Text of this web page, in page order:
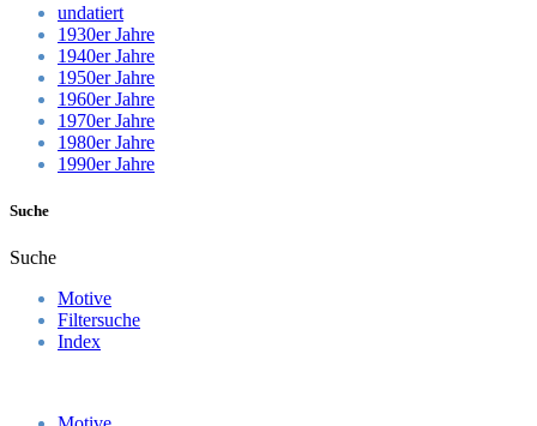
undatiert
1930er Jahre
1940er Jahre
1950er Jahre
1960er Jahre
1970er Jahre
1980er Jahre
1990er Jahre
Suche
Suche
Motive
Filtersuche
Index